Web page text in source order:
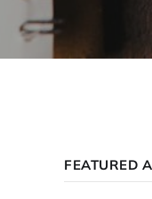
FEATURED